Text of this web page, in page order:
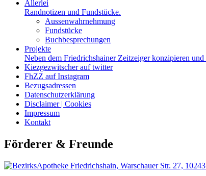
Allerlei
Randnotizen und Fundstücke.
Aussenwahrnehmung
Fundstücke
Buchbesprechungen
Projekte
Neben dem Friedrichshainer Zeitzeiger konzipieren
Kiezgezwitscher auf twitter
FhZZ auf Instagram
Bezugsadressen
Datenschutzerklärung
Disclaimer | Cookies
Impressum
Kontakt
Förderer & Freunde